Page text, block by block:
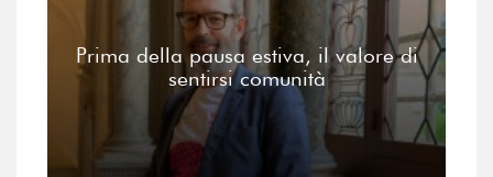
Prima della pausa estiva, il valore di
sentirsi comunità